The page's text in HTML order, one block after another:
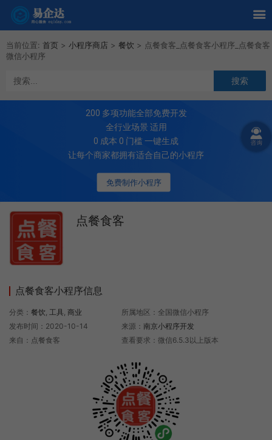
当前位置: 首页 > 小程序商店 > 餐饮 > 点餐食客_点餐食客小程序_点餐食客
微信小程序
免费制作小程序
200 多项功能全部免费开发
全行业场景 适用
0 成本 0 门槛 一键生成
让每个商家都拥有适合自己的小程序
点餐食客
点餐食客小程序信息
分类： 餐饮, 工具, 商业
发布时间：2020-10-14
来自：点餐食客
所属地区：全国微信小程序
来源： 南京小程序开发
查看要求：微信6.5.3以上版本